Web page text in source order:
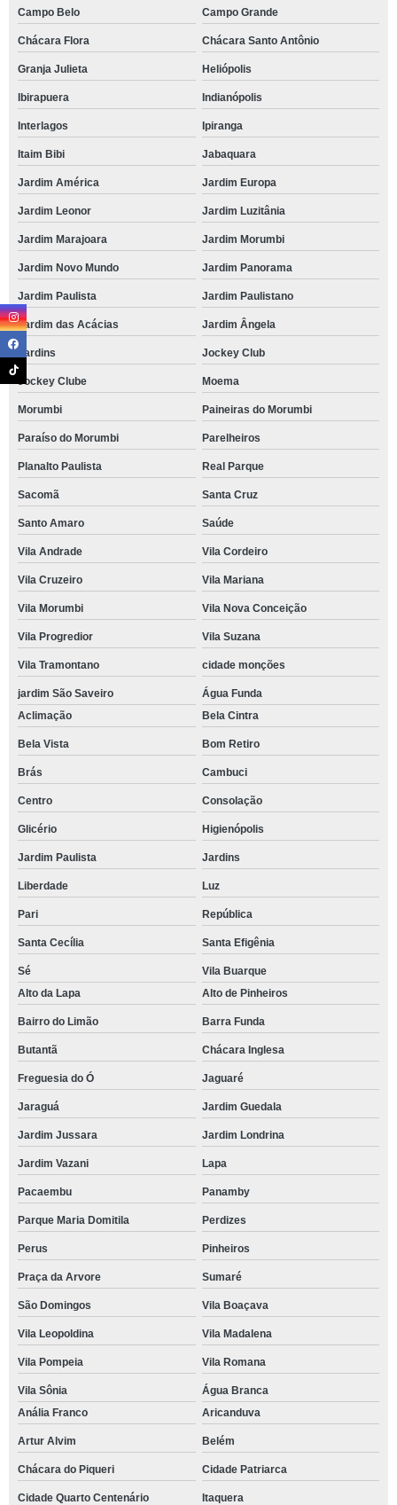
Campo Belo Campo Grande
Chácara Flora Chácara Santo Antônio
Granja Julieta Heliópolis
Ibirapuera Indianópolis
Interlagos Ipiranga
Itaim Bibi Jabaquara
Jardim América Jardim Europa
Jardim Leonor Jardim Luzitânia
Jardim Marajoara Jardim Morumbi
Jardim Novo Mundo Jardim Panorama
Jardim Paulista Jardim Paulistano
Jardim das Acácias Jardim Ângela
Jardins Jockey Club
Jockey Clube Moema
Morumbi Paineiras do Morumbi
Paraíso do Morumbi Parelheiros
Planalto Paulista Real Parque
Sacomã Santa Cruz
Santo Amaro Saúde
Vila Andrade Vila Cordeiro
Vila Cruzeiro Vila Mariana
Vila Morumbi Vila Nova Conceição
Vila Progredior Vila Suzana
Vila Tramontano cidade monções
jardim São Saveiro
Água Funda
Aclimação
Bela Cintra
Bela Vista Bom Retiro
Brás Cambuci
Centro Consolação
Glicério Higienópolis
Jardim Paulista Jardins
Liberdade Luz
Pari República
Santa Cecília Santa Efigênia
Sé
Vila Buarque
Alto da Lapa
Alto de Pinheiros
Bairro do Limão Barra Funda
Butantã Chácara Inglesa
Freguesia do Ó Jaguaré
Jaraguá Jardim Guedala
Jardim Jussara Jardim Londrina
Jardim Vazani Lapa
Pacaembu Panamby
Parque Maria Domitila Perdizes
Perus Pinheiros
Praça da Arvore Sumaré
São Domingos Vila Boaçava
Vila Leopoldina Vila Madalena
Vila Pompeia Vila Romana
Vila Sônia
Água Branca
Anália Franco
Aricanduva
Artur Alvim Belém
Chácara do Piqueri Cidade Patriarca
Cidade Quarto Centenário Itaquera